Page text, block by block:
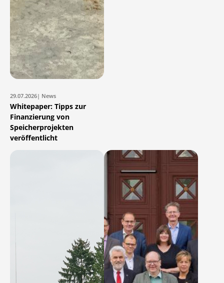
29.07.2026| News
Whitepaper: Tipps zur
Finanzierung von
Speicherprojekten
veröffentlicht